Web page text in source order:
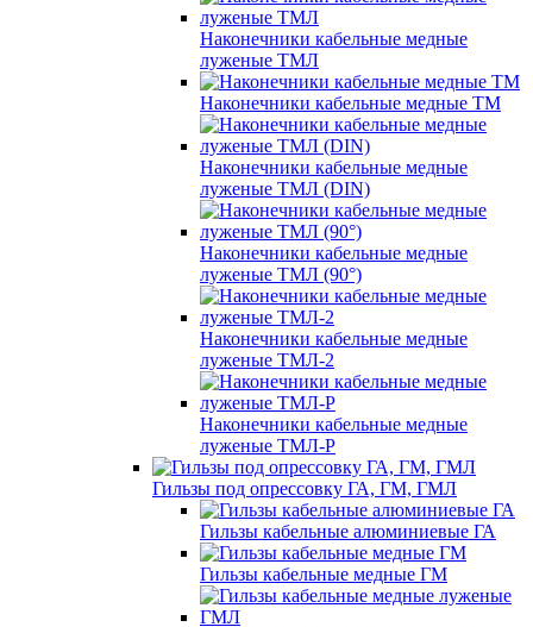
Наконечники кабельные медные
луженые ТМЛ
Наконечники кабельные медные ТМ
Наконечники кабельные медные
луженые ТМЛ (DIN)
Наконечники кабельные медные
луженые ТМЛ (90°)
Наконечники кабельные медные
луженые ТМЛ-2
Наконечники кабельные медные
луженые ТМЛ-Р
Гильзы под опрессовку ГА, ГМ, ГМЛ
Гильзы кабельные алюминиевые ГА
Гильзы кабельные медные ГМ